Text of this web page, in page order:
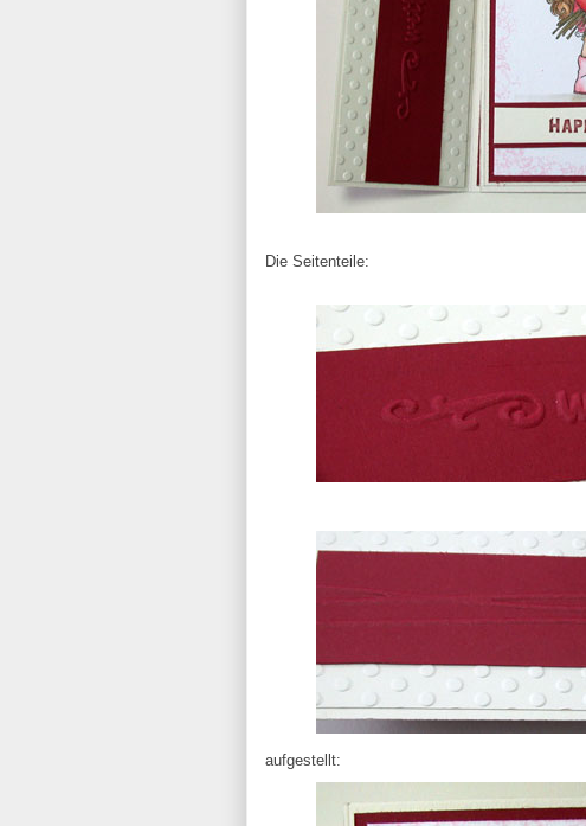
Die Seitenteile:
aufgestellt: